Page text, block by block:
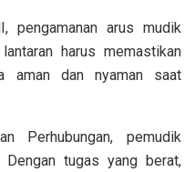
pengamanan arus mudik
harus memastikan
aman dan nyaman saat
Perhubungan, pemudik
tugas yang berat,